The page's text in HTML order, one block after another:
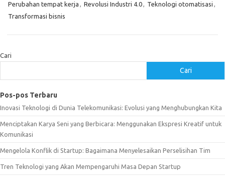
Perubahan tempat kerja , Revolusi Industri 4.0, Teknologi otomatisasi ,
Transformasi bisnis
Cari
Cari
Pos-pos Terbaru
Inovasi Teknologi di Dunia Telekomunikasi: Evolusi yang Menghubungkan Kita
Menciptakan Karya Seni yang Berbicara: Menggunakan Ekspresi Kreatif untuk
Komunikasi
Mengelola Konflik di Startup: Bagaimana Menyelesaikan Perselisihan Tim
Tren Teknologi yang Akan Mempengaruhi Masa Depan Startup